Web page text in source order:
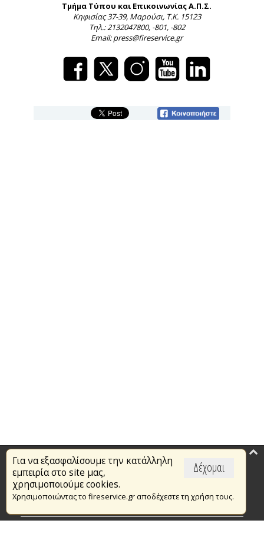
Τμήμα Τύπου και Επικοινωνίας Α.Π.Σ.
Κηφισίας 37-39, Μαρούσι, Τ.Κ. 15123
Τηλ.: 2132047800, -801, -802
Email: press@fireservice.gr
Δέχομαι
Για να εξασφαλίσουμε την κατάλληλη
εμπειρία στο site μας,
χρησιμοποιούμε cookies.
Χρησιμοποιώντας το fireservice.gr αποδέχεστε τη χρήση τους.
Επικαιρότητα
Το Πυροσβεστικό Σώμα